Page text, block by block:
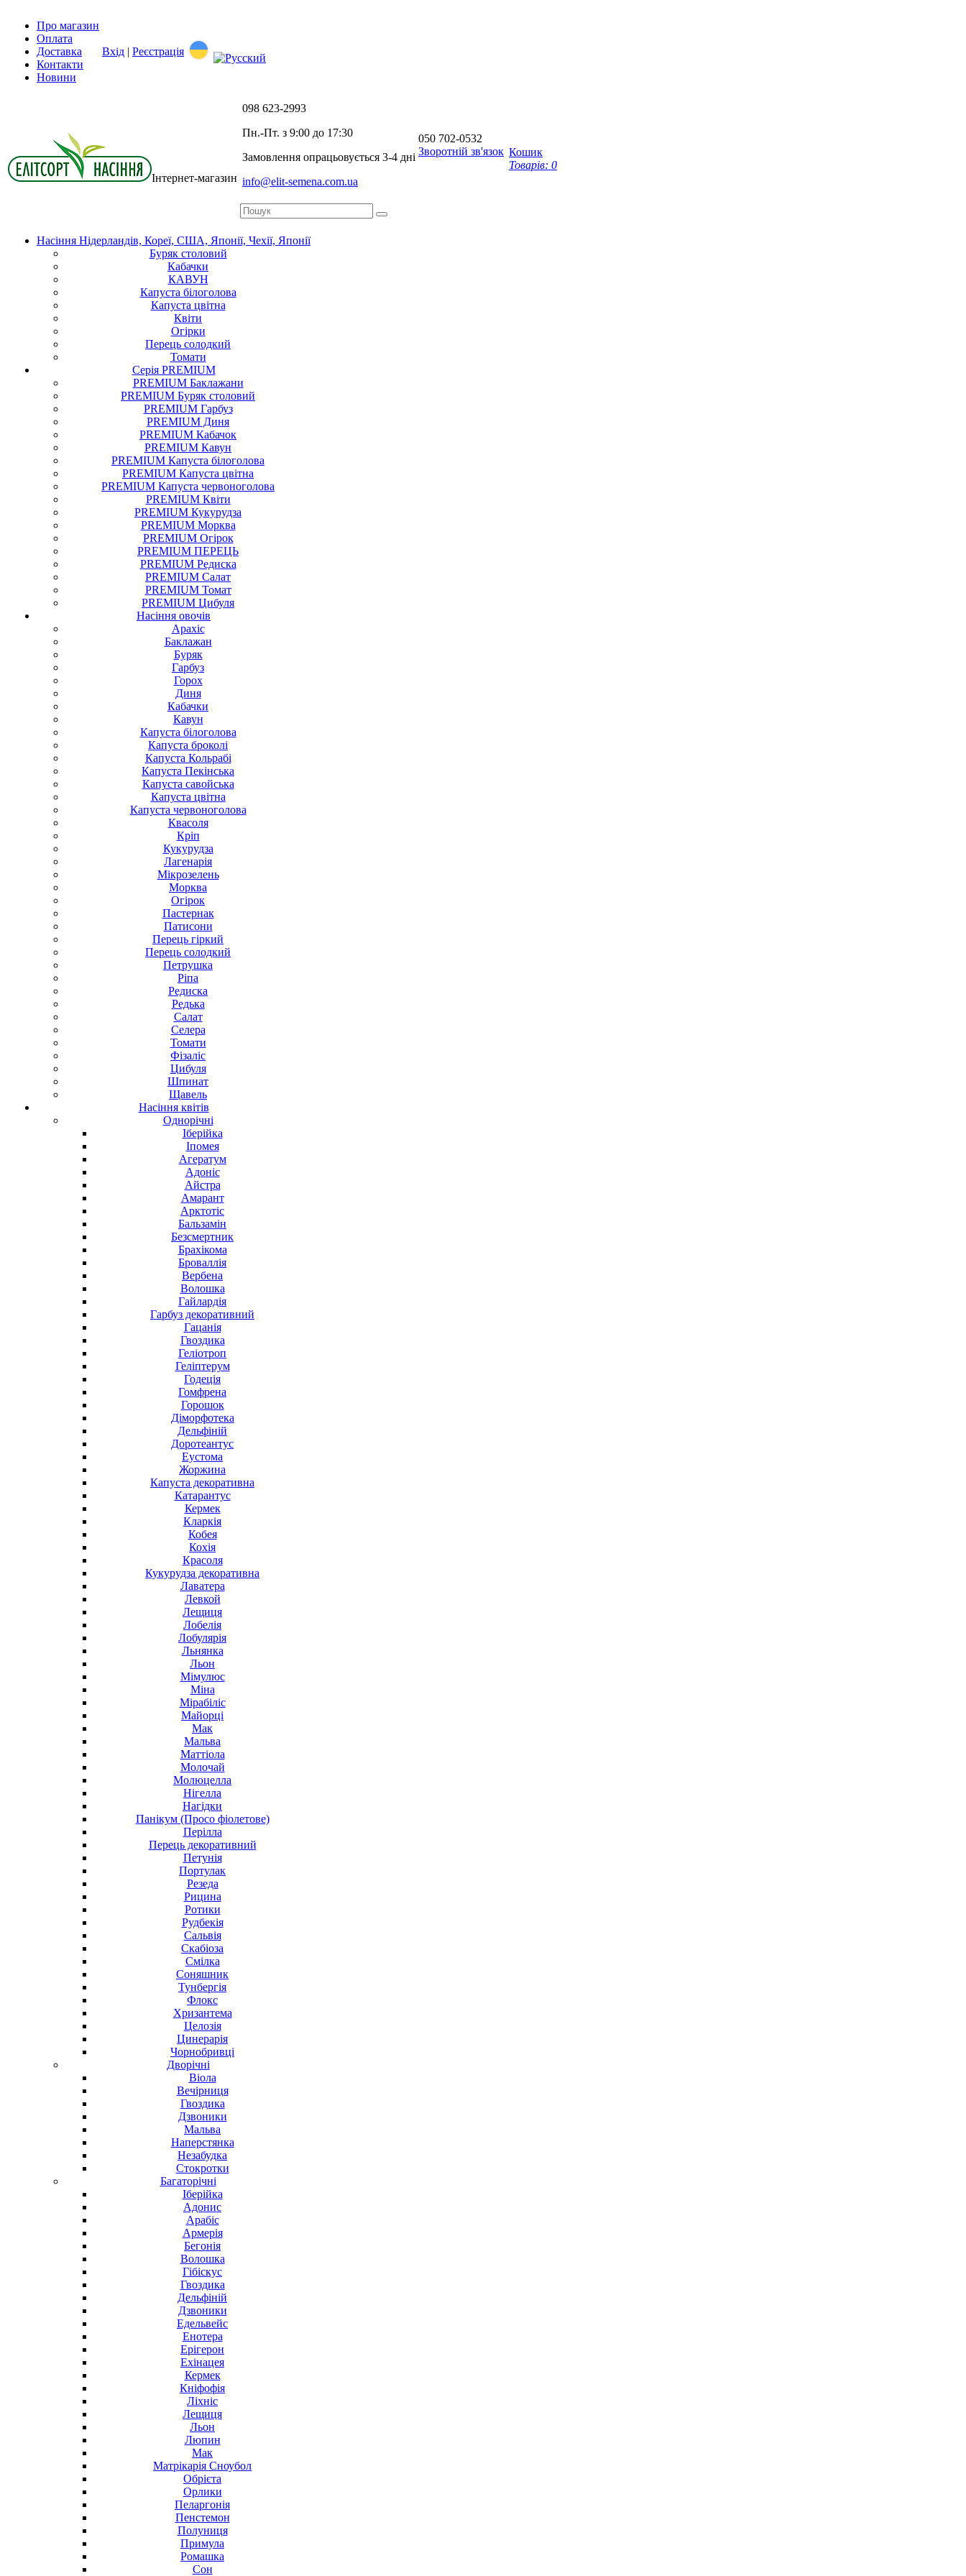
Про магазин
Оплата
Доставка
Контакти
Новини
Вхід | Реєстрація
Інтернет-магазин
098 623-2993
Пн.-Пт. з 9:00 до 17:30
Замовлення опрацьовується 3-4 дні
info@elit-semena.com.ua
050 702-0532
Зворотній зв'язок Кошик
Товарів: 0
Насіння Нідерландів, Кореї, США, Японії, Чехії, Японії
Буряк столовий
Кабачки
КАВУН
Капуста білоголова
Капуста цвітна
Квіти
Огірки
Перець солодкий
Томати
Серія PREMIUM
PREMIUM Баклажани
PREMIUM Буряк столовий
PREMIUM Гарбуз
PREMIUM Диня
PREMIUM Кабачок
PREMIUM Кавун
PREMIUM Капуста білоголова
PREMIUM Капуста цвітна
PREMIUM Капуста червоноголова
PREMIUM Квіти
PREMIUM Кукурудза
PREMIUM Морква
PREMIUM Огірок
PREMIUM ПЕРЕЦЬ
PREMIUM Редиска
PREMIUM Салат
PREMIUM Томат
PREMIUM Цибуля
Насіння овочів
Арахіс
Баклажан
Буряк
Гарбуз
Горох
Диня
Кабачки
Кавун
Капуста білоголова
Капуста броколі
Капуста Кольрабі
Капуста Пекінська
Капуста савойська
Капуста цвітна
Капуста червоноголова
Квасоля
Кріп
Кукурудза
Лагенарія
Мікрозелень
Морква
Огірок
Пастернак
Патисони
Перець гіркий
Перець солодкий
Петрушка
Ріпа
Редиска
Редька
Салат
Селера
Томати
Фізаліс
Цибуля
Шпинат
Щавель
Насіння квітів
Однорічні
Іберійка
Іпомея
Агератум
Адоніс
Айстра
Амарант
Арктотіс
Бальзамін
Безсмертник
Брахікома
Броваллія
Вербена
Волошка
Гайлардія
Гарбуз декоративний
Гацанія
Гвоздика
Геліотроп
Геліптерум
Годеція
Гомфрена
Горошок
Діморфотека
Дельфіній
Доротеантус
Еустома
Жоржина
Капуста декоративна
Катарантус
Кермек
Кларкія
Кобея
Кохія
Красоля
Кукурудза декоративна
Лаватера
Левкой
Лещиця
Лобелія
Лобулярія
Льнянка
Льон
Мімулюс
Міна
Мірабіліс
Майорці
Мак
Мальва
Маттіола
Молочай
Молюцелла
Нігелла
Нагідки
Панікум (Просо фіолетове)
Перілла
Перець декоративний
Петунія
Портулак
Резеда
Рицина
Ротики
Рудбекія
Сальвія
Скабіоза
Смілка
Соняшник
Тунбергія
Флокс
Хризантема
Целозія
Цинерарія
Чорнобривці
Дворічні
Віола
Вечірниця
Гвоздика
Дзвоники
Мальва
Наперстянка
Незабудка
Стокротки
Багаторічні
Іберійка
Адонис
Арабіс
Армерія
Бегонія
Волошка
Гібіскус
Гвоздика
Дельфіній
Дзвоники
Едельвейс
Енотера
Ерігерон
Ехінацея
Кермек
Кніфофія
Ліхніс
Лещиця
Льон
Люпин
Мак
Матрікарія Сноубол
Обрієта
Орлики
Пеларгонія
Пенстемон
Полуниця
Примула
Ромашка
Сон